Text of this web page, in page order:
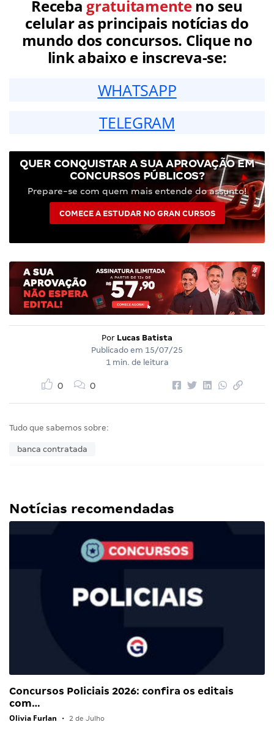
Receba gratuitamenteno seu
celular as principais notícias do
mundo dos concursos. Clique no
link abaixo e inscreva-se:
WHATSAPP
TELEGRAM
QUER CONQUISTAR A SUA APROVAÇÃO EM
CONCURSOS PÚBLICOS?
Prepare-se com quem mais entende do assunto!
COMECE A ESTUDAR NO GRAN CURSOS
Por Lucas Batista
Publicado em 15/07/25
1 min. de leitura
0 0
Tudo que sabemos sobre:
banca contratada
Notícias recomendadas
Concursos Policiais 2026: confira os editais
com…
Olivia Furlan • 2 de Julho